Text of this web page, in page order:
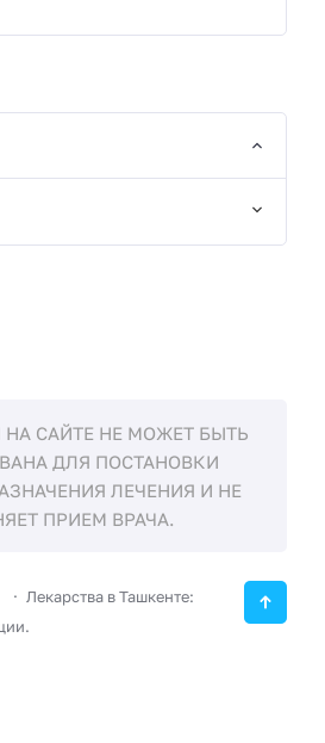
САЙТЕ НЕ МОЖЕТ БЫТЬ
ДЛЯ ПОСТАНОВКИ
ЛЕЧЕНИЯ И НЕ
ПРИЕМ ВРАЧА.
Лекарства в Ташкенте: